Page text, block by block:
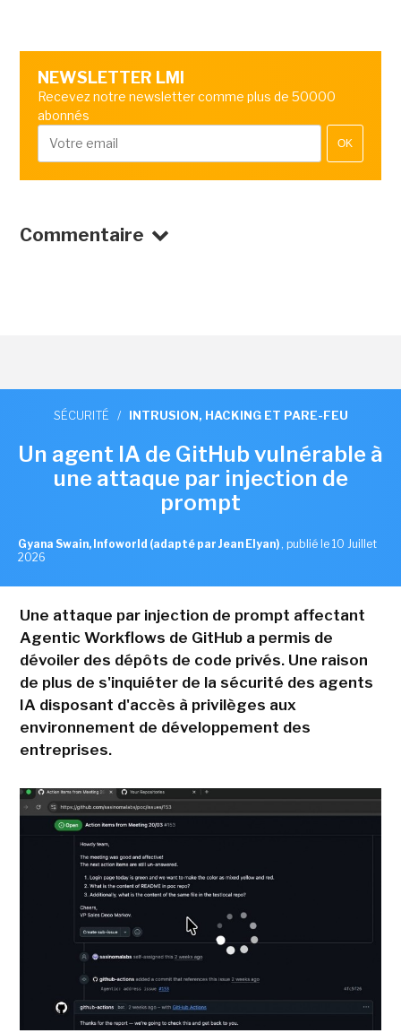
NEWSLETTER LMI
Recevez notre newsletter comme plus de 50000
abonnés
OK
Commentaire
SÉCURITÉ / INTRUSION, HACKING ET PARE-FEU
Un agent IA de GitHub vulnérable à
une attaque par injection de
prompt
Gyana Swain, Infoworld (adapté par Jean Elyan) , publié le 10 Juillet
2026
Une attaque par injection de prompt affectant
Agentic Workflows de GitHub a permis de
dévoiler des dépôts de code privés. Une raison
de plus de s'inquiéter de la sécurité des agents
IA disposant d'accès à privilèges aux
environnement de développement des
entreprises.